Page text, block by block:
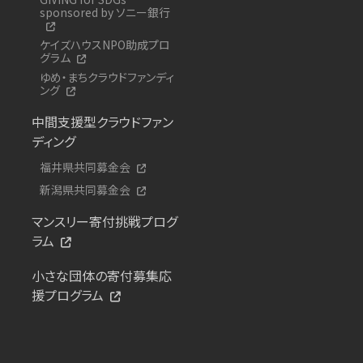
sponsored by ソニー銀行
ケイズハウスNPO助成プロ
グラム
ゆめ・まちクラウドファンディ
ング
中間支援型クラウドファン
ディング
福井県共同募金会
新潟県共同募金会
マンスリー寄付挑戦プログ
ラム
小さな団体の寄付募集応
援プログラム